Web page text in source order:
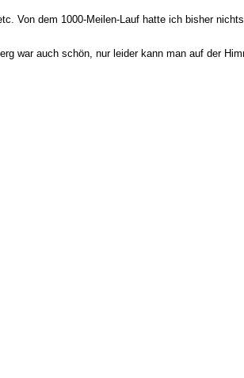
Von dem 1000-Meilen-Lauf hatte ich bisher
war auch schön, nur leider kann man auf der